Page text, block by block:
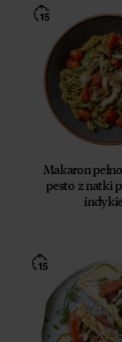
Makaron
pesto z natki